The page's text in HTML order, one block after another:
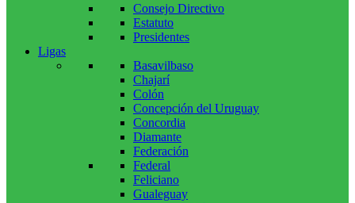
Consejo Directivo
Estatuto
Presidentes
Ligas
Basavilbaso
Chajarí
Colón
Concepción del Uruguay
Concordia
Diamante
Federación
Federal
Feliciano
Gualeguay